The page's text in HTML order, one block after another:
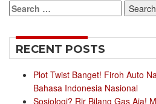
Search
for:
RECENT POSTS
Plot Twist Banget! Firoh Auto
Bahasa Indonesia Nasional
Sosiologi? Rir Bilang Gas Aja!